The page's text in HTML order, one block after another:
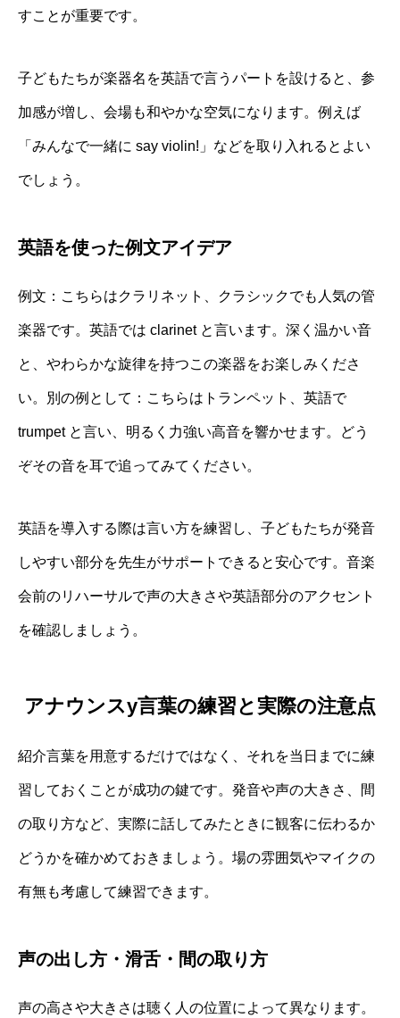
すことが重要です。
子どもたちが楽器名を英語で言うパートを設けると、参
加感が増し、会場も和やかな空気になります。例えば
「みんなで一緒に say violin!」などを取り入れるとよい
でしょう。
英語を使った例文アイデア
例文：こちらはクラリネット、クラシックでも人気の管
楽器です。英語では clarinet と言います。深く温かい音
と、やわらかな旋律を持つこの楽器をお楽しみくださ
い。別の例として：こちらはトランペット、英語で
trumpet と言い、明るく力強い高音を響かせます。どう
ぞその音を耳で追ってみてください。
英語を導入する際は言い方を練習し、子どもたちが発音
しやすい部分を先生がサポートできると安心です。音楽
会前のリハーサルで声の大きさや英語部分のアクセント
を確認しましょう。
アナウンスy言葉の練習と実際の注意点
紹介言葉を用意するだけではなく、それを当日までに練
習しておくことが成功の鍵です。発音や声の大きさ、間
の取り方など、実際に話してみたときに観客に伝わるか
どうかを確かめておきましょう。場の雰囲気やマイクの
有無も考慮して練習できます。
声の出し方・滑舌・間の取り方
声の高さや大きさは聴く人の位置によって異なります。